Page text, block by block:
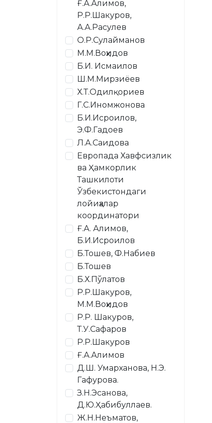
Ғ.А.Алимов,
Р.Р.Шакуров,
А.А.Расулев
О.Р.Сулайманов
М.М.Воҳидов
Б.И. Исмаилов
Ш.М.Мирзиёев
Х.Т.Одилқориев
Г.С.Иномжонова
Б.И.Исроилов,
Э.Ф.Гадоев
Л.А.Саидова
Европада Хавфсизлик
ва Ҳамкорлик
Ташкилоти
Ўзбекистондаги
лойиҳалар
координатори
Ғ.А. Алимов,
Б.И.Исроилов
Б.Тошев, Ф.Набиев
Б.Тошев
Б.Х.Пўлатов
Р.Р.Шакуров,
М.М.Воҳидов
Р.Р. Шакуров,
Т.У.Сафаров
Р.Р.Шакуров
Ғ.А.Алимов
Д.Ш. Умарханова, Н.Э.
Гафурова.
З.Н.Эсанова,
Д.Ю.Ҳабибуллаев.
Ж.Н.Неъматов,